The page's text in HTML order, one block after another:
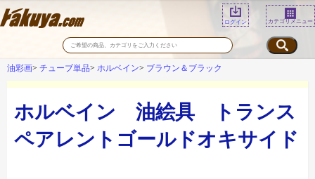
ログイン カテゴリメニュー
油彩画 チューブ単品 ホルベイン ブラウン＆ブラック
ホルベイン 油絵具 トランス
ペアレントゴールドオキサイド